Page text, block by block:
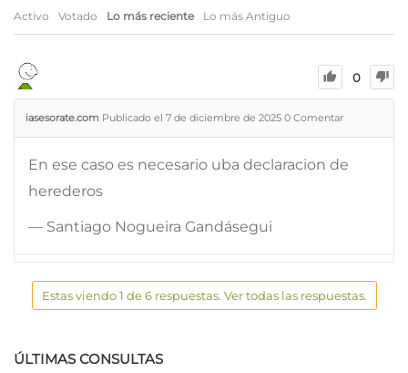
Activo Votado Lo más reciente Lo más Antiguo
0
iasesorate.com Publicado el 7 de diciembre de 2025 0 Comentar
En ese caso es necesario uba declaracion de
herederos
— Santiago Nogueira Gandásegui
Estas viendo 1 de 6 respuestas. Ver todas las respuestas.
ÚLTIMAS CONSULTAS